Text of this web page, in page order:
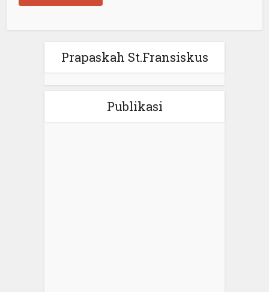
Prapaskah St.Fransiskus
Publikasi